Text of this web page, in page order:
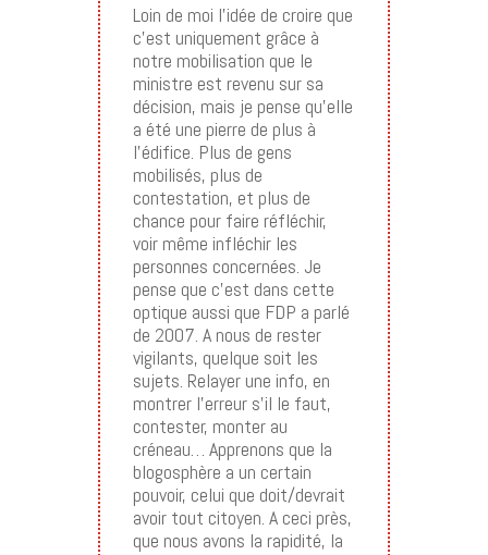
Loin de moi l’idée de croire que
c’est uniquement grâce à
notre mobilisation que le
ministre est revenu sur sa
décision, mais je pense qu’elle
a été une pierre de plus à
l’édifice. Plus de gens
mobilisés, plus de
contestation, et plus de
chance pour faire réfléchir,
voir même infléchir les
personnes concernées. Je
pense que c’est dans cette
optique aussi que FDP a parlé
de 2007. A nous de rester
vigilants, quelque soit les
sujets. Relayer une info, en
montrer l’erreur s’il le faut,
contester, monter au
créneau… Apprenons que la
blogosphère a un certain
pouvoir, celui que doit/devrait
avoir tout citoyen. A ceci près,
que nous avons la rapidité, la